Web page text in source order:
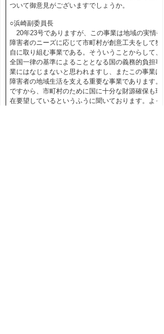
ついて御意見がございますでしょうか。
○浜崎副委員長
20年23号でありますが、この事業は地域の実情や
障害者のニーズに応じて市町村が創意工夫をして独
自に取り組む事業である。そういうことからして、
全国一律の基準によることとなる国の義務的負担事
業にはなじまないと思われますし、またこの事業は
障害者の地域生活を支える重要な事業であります。
ですから、市町村のために国に十分な財源確保も現
在要望しているというふうに聞いております。よっ